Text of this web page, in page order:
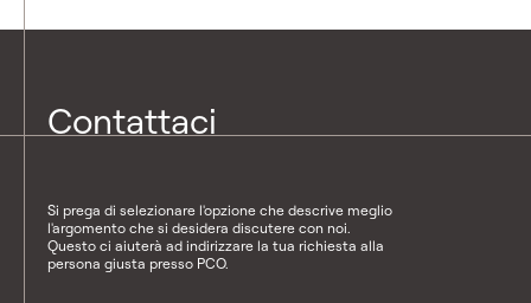
Contattaci
Si prega di selezionare l'opzione che descrive meglio
l'argomento che si desidera discutere con noi.
Questo ci aiuterà ad indirizzare la tua richiesta alla
persona giusta presso PCO.